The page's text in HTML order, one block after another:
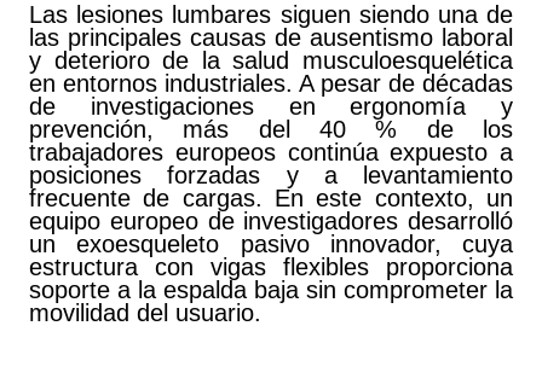
Las lesiones lumbares siguen siendo una de
las principales causas de ausentismo laboral
y deterioro de la salud musculoesquelética
en entornos industriales. A pesar de décadas
de investigaciones en ergonomía y
prevención, más del 40 % de los
trabajadores europeos continúa expuesto a
posiciones forzadas y a levantamiento
frecuente de cargas. En este contexto, un
equipo europeo de investigadores desarrolló
un exoesqueleto pasivo innovador, cuya
estructura con vigas flexibles proporciona
soporte a la espalda baja sin comprometer la
movilidad del usuario.